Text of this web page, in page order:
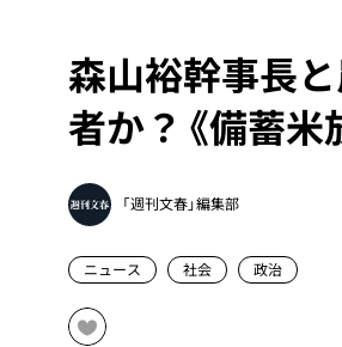
森山裕幹事長
者か？《備蓄
「週刊文春」編集部
ニュース 社会 政治